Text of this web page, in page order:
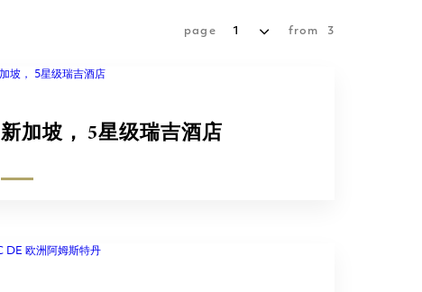
page 1 from 3
新加坡， 5星级瑞吉酒店